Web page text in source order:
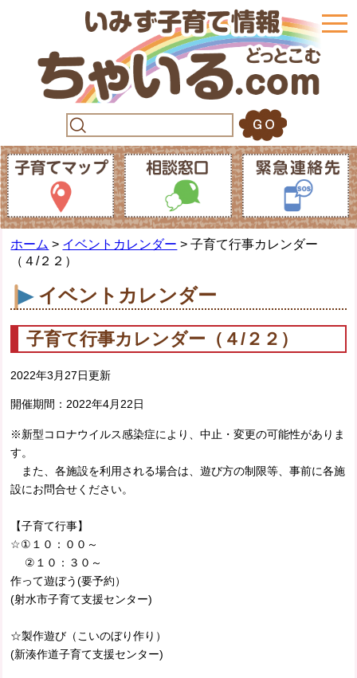
ホーム > イベントカレンダー > 子育て行事カレンダー
（４/２２）
イベントカレンダー
子育て行事カレンダー（４/２２）
2022年3月27日更新
開催期間： 2022年4月22日
※新型コロナウイルス感染症により、中止・変更の可能性がありま
す。
また、各施設を利用される場合は、遊び方の制限等、事前に各施
設にお問合せください。
【子育て行事】
☆①１０：００～
②１０：３０～
作って遊ぼう(要予約）
(射水市子育て支援センター)
☆製作遊び（こいのぼり作り）
(新湊作道子育て支援センター)